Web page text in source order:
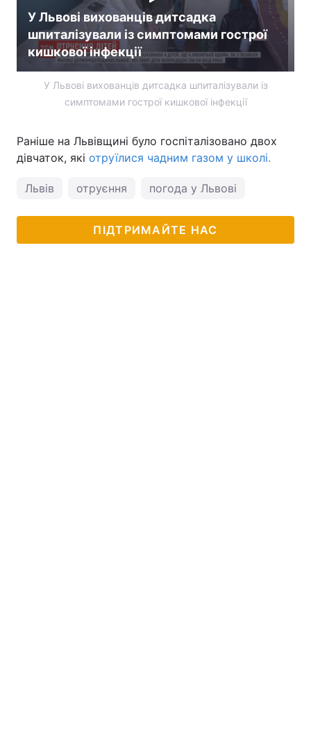
У Львові вихованців дитсадка
шпиталізували із симптомами гострої
кишкової інфекції
У Львові вихованців дитсадка шпиталізували із
симптомами гострої кишкової інфекції
Раніше на Львівщині було госпіталізовано двох
дівчаток, які отруїлися чадним газом у школі.
Львів отруєння погода у Львові
ПІДТРИМАЙТЕ НАС